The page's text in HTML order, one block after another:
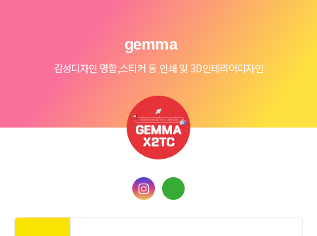
gemma
감성디자인 명함,스티커 등 인쇄 및 3D인테리어디자인